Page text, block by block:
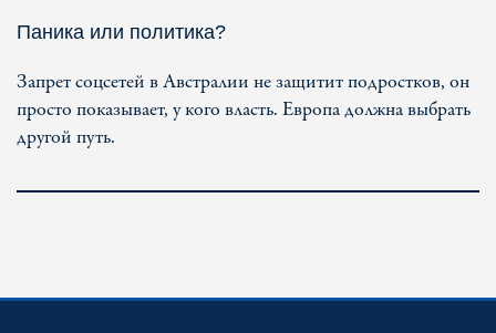
Паника или политика?
Запрет соцсетей в Австралии не защитит подростков, он
просто показывает, у кого власть. Европа должна выбрать
другой путь.